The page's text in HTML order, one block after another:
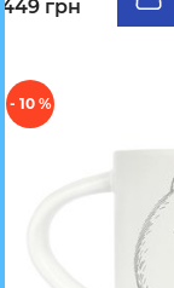
449 грн
- 10 %